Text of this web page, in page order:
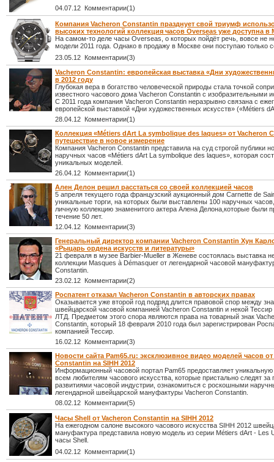
04.07.12 Комментарии(1)
Компания Vacheron Constantin празднует свой триумф
высоких технологий коллекция часов Overseas уже доступна в
На самом-то деле часы Overseas, о которых пойдёт речь, вовсе не
модели 2011 года. Однако в продажу в Москве они поступаю только
23.05.12 Комментарии(3)
Vacheron Constantin: eвропейская выставка «Дни
в 2012 году
Глубокая вера в богатство человеческой природы стала точкой
известного часового дома Vacheron Constantin с изобразительными
С 2011 года компания Vacheron Constantin неразрывно связана с
европейской выставкой «Дни художественных искусств» («Métiers
28.04.12 Комментарии(1)
Коллекция «Métiers dArt La symbolique des laques» от Vacheron
путешествие в новое измерение
Компания Vacheron Constantin представила на суд строгой публики
наручных часов «Métiers dArt La symbolique des laques», которая
уникальных моделей.
26.04.12 Комментарии(1)
Ален Делон решил расстаться со своей коллекцией часов
5 апреля текущего года французский аукционный дом Carnette de
уникальные торги, на которых были выставлены 100 наручных
личную коллекцию знаменитого актера Алена Делона,которые были
течение 50 лет.
12.04.12 Комментарии(3)
Генеральный директор компании Vacheron Constantin Хун
«Рыцарь ордена искусств и литературы»
21 февраля в музее Barbier-Mueller в Женеве состоялась выставка
коллекции Masques à Démasquer от легендарной часовой
Constantin.
23.02.12 Комментарии(2)
Роспатент отказал Vacheron Constantin в авторских правах
Оказывается уже второй год подряд длится правовой спор между
швейцарской часовой компанией Vacheron Constantin и некой
ЛТД. Предметом этого спора являются права на товарный знак
Constantin, который 18 февраля 2010 года был зарегистрирован
компанией Тессир.
16.02.12 Комментарии(3)
Новости сайта Pam65.ru: эксклюзивное видео моделей часов от
Constantin на SIHH 2012
Информационный часовой портал Pam65 предоставляет
всем любителям часового искусства, которые пристально следят за
развитиями часовой индустрии, ознакомиться с роскошными
легендарной швейцарской мануфактуры Vacheron Constantin.
08.02.12 Комментарии(5)
Часы Shell от Vacheron Constantin на SIHH 2012
На ежегодном салоне высокого часового искусства SIHH 2012
мануфактура представила новую модель из серии Métiers dArt - Les
часы Shell.
04.02.12 Комментарии(1)